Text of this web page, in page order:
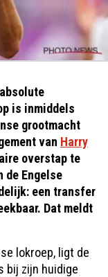
is inmiddels
grootmacht
van Harry
overstap te
de Engelse
een transfer
Dat meldt
lokroep, ligt de
bij zijn huidige